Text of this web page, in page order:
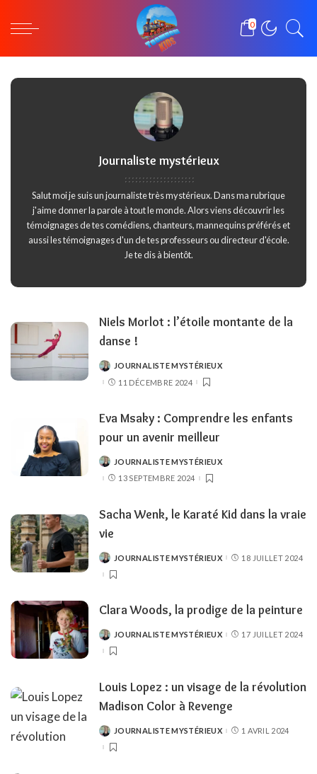
0
Journaliste mystérieux
Salut moi je suis un journaliste très mystérieux. Dans ma rubrique
j'aime donner la parole à tout le monde. Alors viens découvrir les
témoignages de tes comédiens, chanteurs, mannequins préférés et
aussi les témoignages d'un de tes professeurs ou directeur d'école.
Je te dis à bientôt.
Niels Morlot : l’étoile montante de la
danse !
POSTEDJOURNALISTE MYSTÉRIEUX
11 DÉCEMBRE 2024
Eva Msaky : Comprendre les enfants
pour un avenir meilleur
POSTEDJOURNALISTE MYSTÉRIEUX
13 SEPTEMBRE 2024
Sacha Wenk, le Karaté Kid dans la vraie
vie
POSTEDJOURNALISTE MYSTÉRIEUX 18 JUILLET 2024
Clara Woods, la prodige de la peinture
POSTEDJOURNALISTE MYSTÉRIEUX 17 JUILLET 2024
Louis Lopez : un visage de la révolution
Madison Color à Revenge
POSTEDJOURNALISTE MYSTÉRIEUX 1 AVRIL 2024